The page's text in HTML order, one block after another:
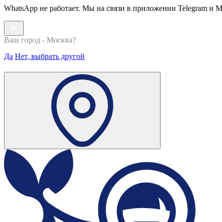
WhatsApp не работает. Мы на связи в приложении Telegram и
Ваш город - Москва?
Да Нет, выбрать другой